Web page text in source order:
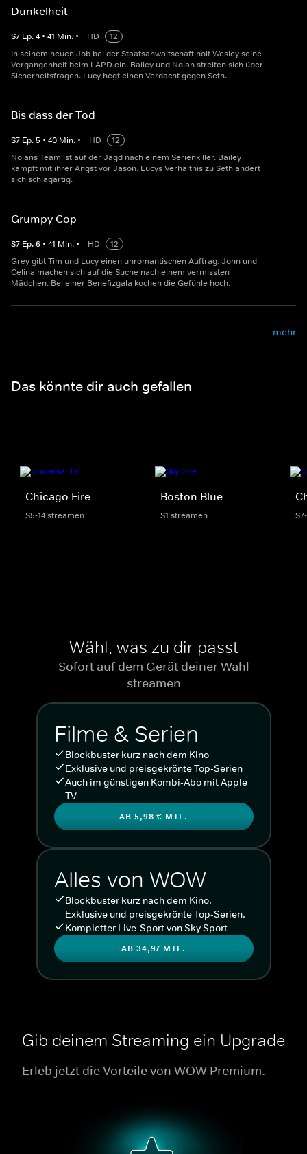
Dunkelheit
S7 Ep.4 • 41 Min. • HD
12
In seinem neuen Job bei der Staatsanwaltschaft holt Wesley seine
Vergangenheit beim LAPD ein. Bailey und Nolan streiten sich über
Sicherheitsfragen. Lucy hegt einen Verdacht gegen Seth.
Bis dass der Tod
S7 Ep.5 • 40 Min. • HD
12
Nolans Team ist auf der Jagd nach einem Serienkiller. Bailey
kämpft mit ihrer Angst vor Jason. Lucys Verhältnis zu Seth ändert
sich schlagartig.
Grumpy Cop
S7 Ep.6 • 41 Min. • HD
12
Grey gibt Tim und Lucy einen unromantischen Auftrag. John und
Celina machen sich auf die Suche nach einem vermissten
Mädchen. Bei einer Benefizgala kochen die Gefühle hoch.
mehr
Das könnte dir auch gefallen
Chicago Fire
S5-14 streamen
Boston Blue
S1 streamen
Wähl, was zu dir passt
Sofort auf dem Gerät deiner Wahl
streamen
Filme & Serien
Blockbuster kurz nach dem Kino
Exklusive und preisgekrönte Top-Serien
Auch im günstigen Kombi-Abo mit Apple
TV
AB 5,98 € MTL.
Alles von WOW
Blockbuster kurz nach dem Kino.
Exklusive und preisgekrönte Top-Serien.
Kompletter Live-Sport von Sky Sport
AB 34,97 MTL.
Gib deinem Streaming ein Upgrade
Erleb jetzt die Vorteile von WOW Premium.